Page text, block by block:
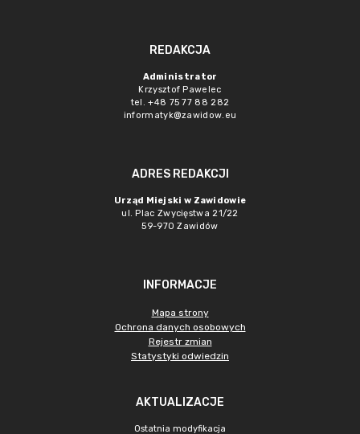
REDAKCJA
Administrator
Krzysztof Pawelec
tel. +48 75 77 88 282
informatyk@zawidow.eu
ADRES REDAKCJI
Urząd Miejski w Zawidowie
ul. Plac Zwycięstwa 21/22
59-970 Zawidów
INFORMACJE
Mapa strony
Ochrona danych osobowych
Rejestr zmian
Statystyki odwiedzin
AKTUALIZACJE
Ostatnia modyfikacja